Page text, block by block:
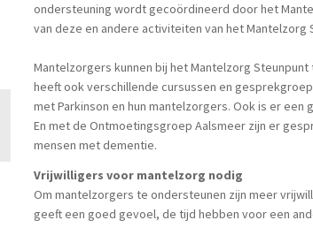
ondersteuning wordt gecoördineerd door het
van deze en andere activiteiten van het Mantelzorg
Mantelzorgers kunnen bij het Mantelzorg
heeft ook verschillende cursussen en
met Parkinson en hun mantelzorgers. Ook is er
En met de Ontmoetingsgroep Aalsmeer zijn er
mensen met dementie.
Vrijwilligers voor mantelzorg nodig
Om mantelzorgers te ondersteunen zijn meer
geeft een goed gevoel, de tijd hebben voor een